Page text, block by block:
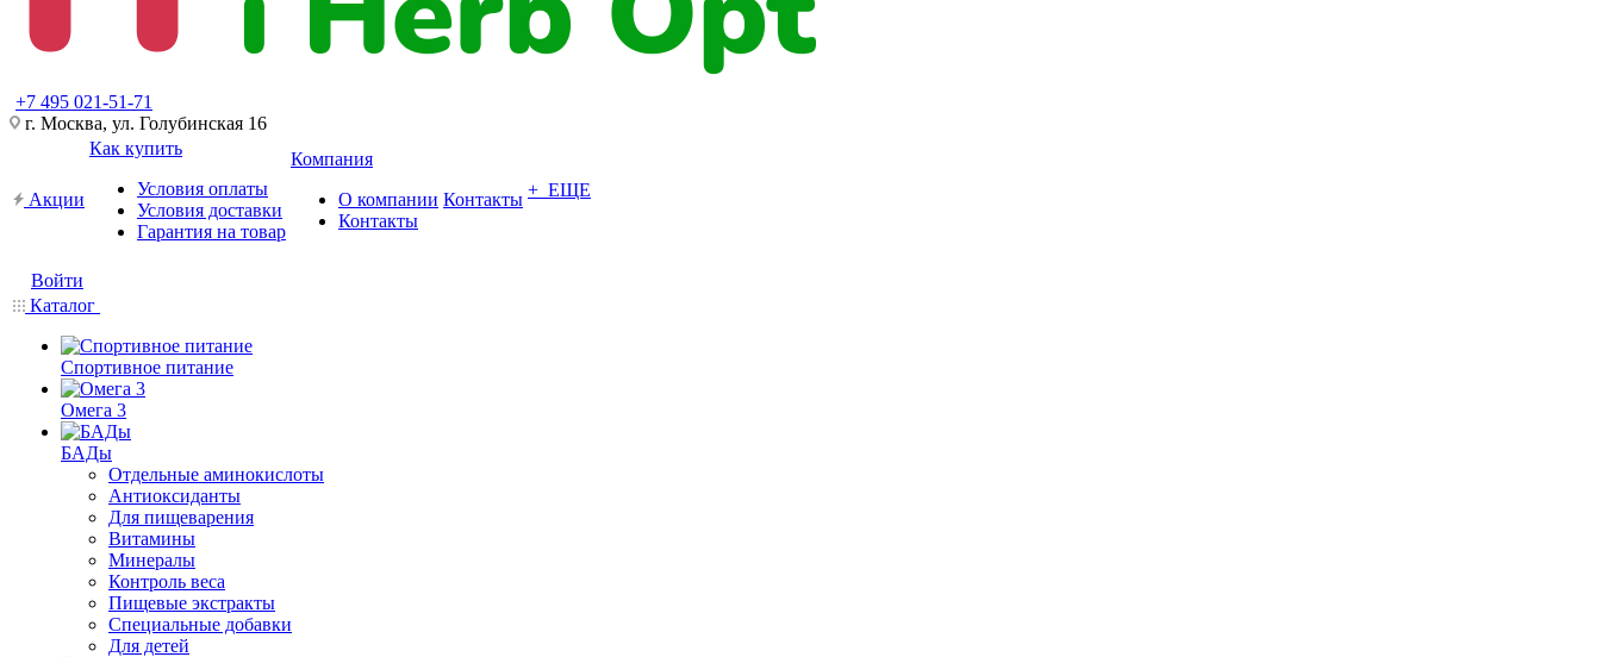
+7 495 021-51-71
г. Москва, ул. Голубинская 16
Акции
Как купить
Условия оплаты
Условия доставки
Гарантия на товар
Компания
О компании
Контакты
Контакты + ЕЩЕ
Войти
Каталог
Спортивное питание
Омега 3
БАДы
Отдельные аминокислоты
Антиоксиданты
Для пищеварения
Витамины
Минералы
Контроль веса
Пищевые экстракты
Специальные добавки
Для детей